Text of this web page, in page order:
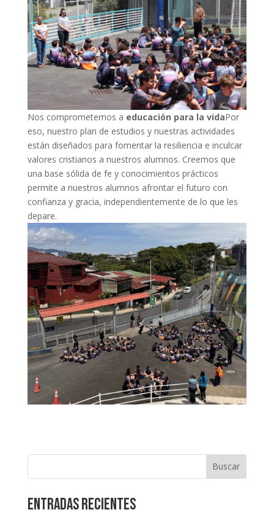
Nos comprometemos a educación para la vidaPor
eso, nuestro plan de estudios y nuestras actividades
están diseñados para fomentar la resiliencia e inculcar
valores cristianos a nuestros alumnos. Creemos que
una base sólida de fe y conocimientos prácticos
permite a nuestros alumnos afrontar el futuro con
confianza y gracia, independientemente de lo que les
depare.
Buscar
Entradas recientes